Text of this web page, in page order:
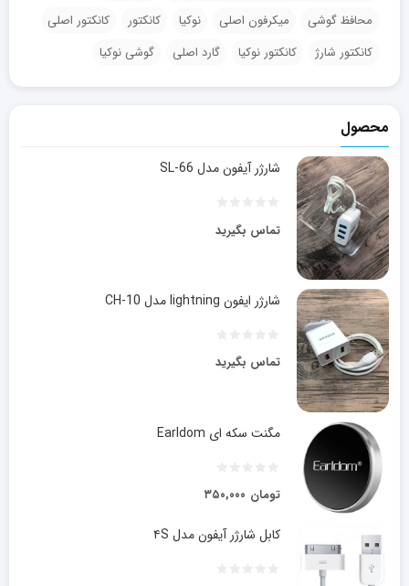
محافظ گوشی
میکرفون اصلی نوکیا کانکتور
کانکتور اصلی
کانکتور شارژ
کانکتور نوکیا گارد اصلی گوشی نوکیا
محصول
شارژر آیفون مدل SL-66
تماس بگیرید
شارژر ایفون lightning مدل CH-10
تماس بگیرید
مگنت سکه ای Earldom
۳۵۰,۰۰۰ تومان
کابل شارژر آیفون مدل ۴S